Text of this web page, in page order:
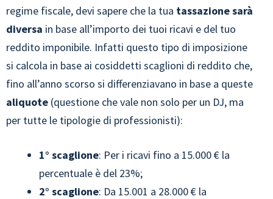
regime fiscale, devi sapere che la tua tassazione sarà
diversa in base all’importo dei tuoi ricavi e del tuo
reddito imponibile. Infatti questo tipo di imposizione
si calcola in base ai cosiddetti scaglioni di reddito che,
fino all’anno scorso si differenziavano in base a queste
aliquote (questione che vale non solo per un DJ, ma
per tutte le tipologie di professionisti):
1° scaglione: Per i ricavi fino a 15.000 € la
percentuale è del 23%;
2° scaglione: Da 15.001 a 28.000 € la